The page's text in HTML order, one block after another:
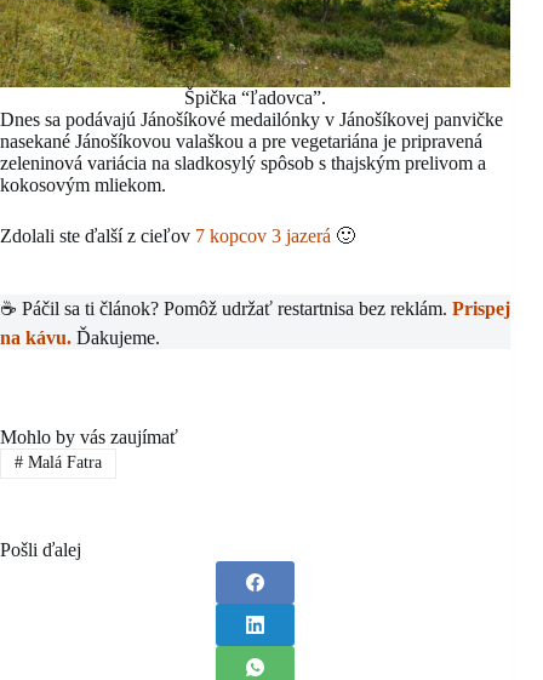
Špička “ľadovca”.
Dnes sa podávajú Jánošíkové medailónky v Jánošíkovej panvičke
nasekané Jánošíkovou valaškou a pre vegetariána je pripravená
zeleninová variácia na sladkosylý spôsob s thajským prelivom a
kokosovým mliekom.
Zdolali ste ďalší z cieľov 7 kopcov 3 jazerá 🙂
☕ Páčil sa ti článok? Pomôž udržať restartnisa bez reklám. Prispej
na kávu. Ďakujeme.
Mohlo by vás zaujímať
#Malá Fatra
Pošli ďalej